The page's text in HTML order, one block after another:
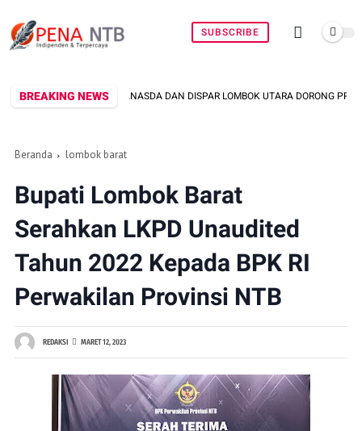
SUBSCRIBE
BREAKING NEWS
DAN DISPAR LOMBOK UTARA DORONG PROMOSI WASTRA LOKAL
Beranda lombok barat
Bupati Lombok Barat
Serahkan LKPD Unaudited
Tahun 2022 Kepada BPK RI
Perwakilan Provinsi NTB
REDAKSI MARET 12, 2023